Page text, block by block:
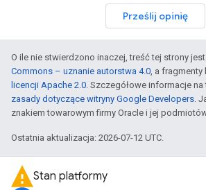
Prześlij opinię
O ile nie stwierdzono inaczej, treść tej strony
Commons – uznanie autorstwa 4.0, a fragmenty
licencji Apache 2.0. Szczegółowe informacje
zasady dotyczące witryny Google Developers.
znakiem towarowym firmy Oracle i jej
Ostatnia aktualizacja: 2026-07-12 UTC.
Stan platformy